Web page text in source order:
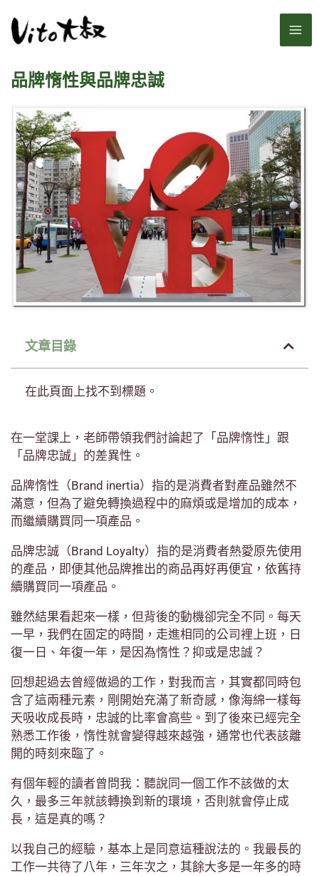
至
品牌惰性與品牌忠誠
文章目錄
在此頁面上找不到標題。
在一堂課上，老師帶領我們討論起了「品牌惰性」跟
「品牌忠誠」的差異性。
品牌惰性（Brand inertia）指的是消費者對產品雖然不
滿意，但為了避免轉換過程中的麻煩或是增加的成本，
而繼續購買同一項產品。
品牌忠誠（Brand Loyalty）指的是消費者熱愛原先使用
的產品，即便其他品牌推出的商品再好再便宜，依舊持
續購買同一項產品。
雖然結果看起來一樣，但背後的動機卻完全不同。每天
一早，我們在固定的時間，走進相同的公司裡上班，日
復一日、年復一年，是因為惰性？抑或是忠誠？
回想起過去曾經做過的工作，對我而言，其實都同時包
含了這兩種元素，剛開始充滿了新奇感，像海綿一樣每
天吸收成長時，忠誠的比率會高些。到了後來已經完全
熟悉工作後，惰性就會變得越來越強，通常也代表該離
開的時刻來臨了。
有個年輕的讀者曾問我：聽說同一個工作不該做的太
久，最多三年就該轉換到新的環境，否則就會停止成
長，這是真的嗎？
以我自己的經驗，基本上是同意這種說法的。我最長的
工作一共待了八年，三年次之，其餘大多是一年多的時